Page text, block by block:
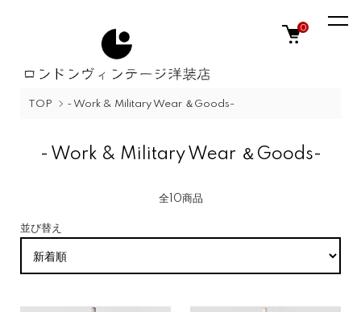
0
TOP - Work & Military Wear ＆Goods-
- Work & Military Wear ＆Goods-
全10商品
並び替え